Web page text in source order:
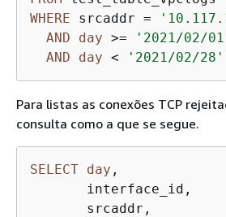
WHERE srcaddr =
AND
day >=
'2021/02/
AND
day < '2021/02/28'
Para listas as conexões TCP
consulta como a que se segue.
SELECT day ,
       interface_id,
       srcaddr,